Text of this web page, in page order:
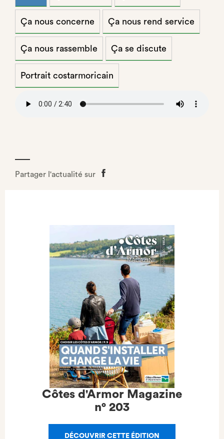
Ça nous concerne Ça nous rend service
Ça nous rassemble Ça se discute
Portrait costarmoricain
Partager l'actualité sur
Partager
Côtes d'Armor Magazine
n° 203
DÉCOUVRIR CETTE ÉDITION